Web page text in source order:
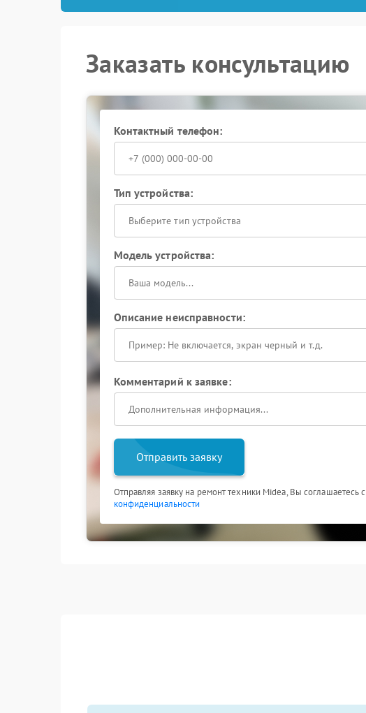
Заказать консультацию
Контактный телефон:
Тип устройства:
Выберите тип устройства
Модель устройства:
Описание неисправности:
Комментарий к заявке:
Отправить заявку
Отправляя заявку на ремонт техники Midea, Вы соглашаетесь с
конфиденциальности